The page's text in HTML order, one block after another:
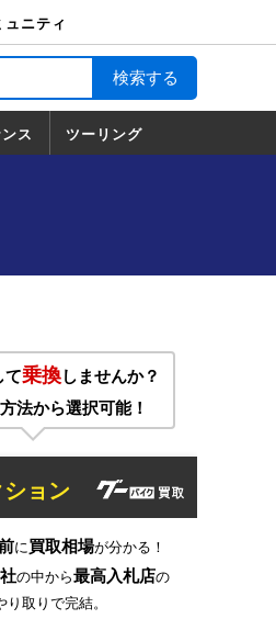
ュニティ
ス ツーリング
て乗換しませんか？
法から選択可能！
ョン
に買取相場が分かる！
の中から最高入札店の
り取りで完結。